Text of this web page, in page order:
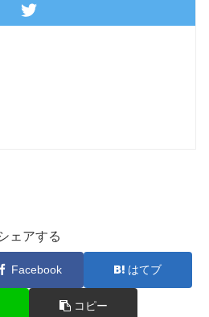
ェアする
Facebook はてブ
コピー